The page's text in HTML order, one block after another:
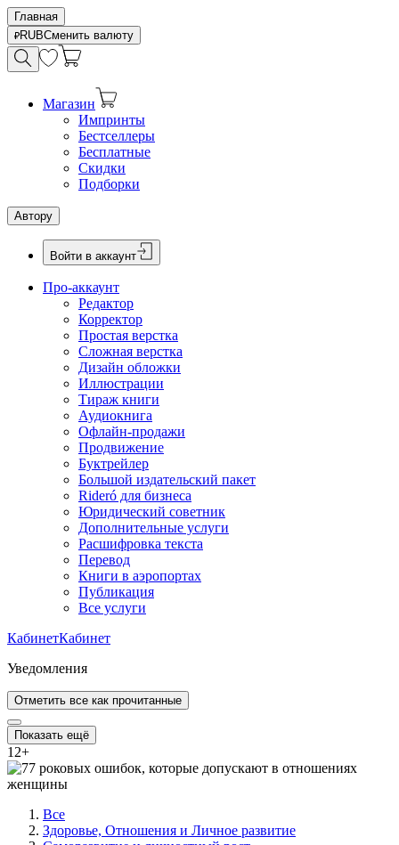
Главная
RUBСменить валюту
Магазин
Импринты
Бестселлеры
Бесплатные
Скидки
Подборки
Автору
Войти в аккаунт
Про-аккаунт
Редактор
Корректор
Простая верстка
Сложная верстка
Дизайн обложки
Иллюстрации
Тираж книги
Аудиокнига
Офлайн-продажи
Продвижение
Буктрейлер
Большой издательский пакет
Rideró для бизнеса
Юридический советник
Дополнительные услуги
Расшифровка текста
Перевод
Книги в аэропортах
Публикация
Все услуги
КабинетКабинет
Уведомления
Отметить все как прочитанные
Показать ещё
12+
Все
Здоровье, Отношения и Личное развитие